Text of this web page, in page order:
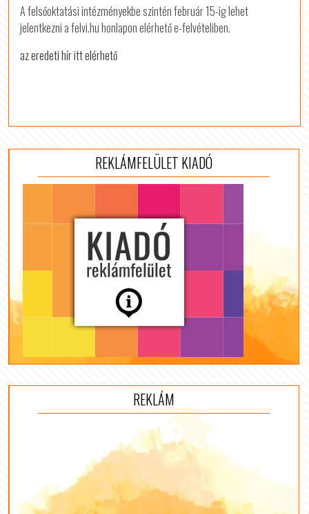
A felsőoktatási intézményekbe szintén február 15-ig lehet
jelentkezni a felvi.hu honlapon elérhető e-felvételiben.
az eredeti hír itt elérhető
REKLÁMFELÜLET KIADÓ
REKLÁM